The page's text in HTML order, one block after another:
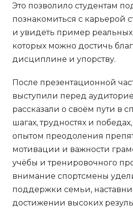
Это позволило студентам
познакомиться с карьерой
и увидеть пример
которых можно достичь
дисциплине и упорству.
После презентационной
выступили перед
рассказали о своём пути в
шагах, трудностях и
опытом преодоления
мотивации и важности
учёбы и тренировочного
внимание спортсмены
поддержки семьи,
достижении высоких